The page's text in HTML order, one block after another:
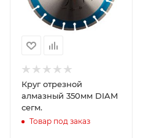
Круг отрезной
алмазный 350мм DIAM
сегм.
Товар под заказ